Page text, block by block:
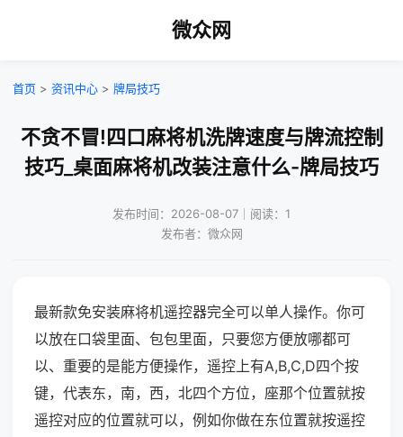
微众网
首页 > 资讯中心 > 牌局技巧
不贪不冒!四口麻将机洗牌速度与牌流控制
技巧_桌面麻将机改装注意什么-牌局技巧
发布时间：2026-08-07｜阅读：1
发布者：微众网
最新款免安装麻将机遥控器完全可以单人操作。你可
以放在口袋里面、包包里面，只要您方便放哪都可
以、重要的是能方便操作，遥控上有A,B,C,D四个按
键，代表东，南，西，北四个方位，座那个位置就按
遥控对应的位置就可以，例如你做在东位置就按遥控